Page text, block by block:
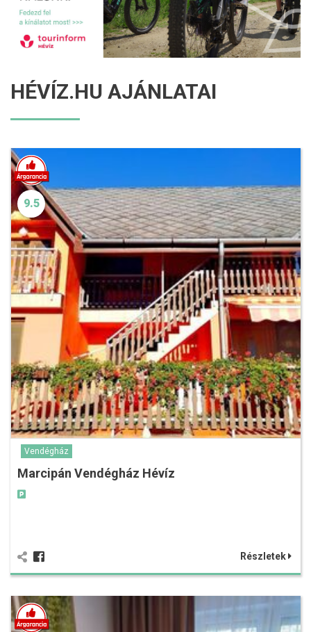
HÉVÍZ.HU AJÁNLATAI
9.5
Vendégház
Marcipán Vendégház Hévíz
Részletek